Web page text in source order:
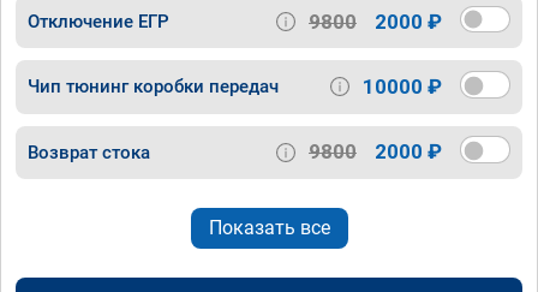
Отключение ЕГР 9800 2000 ₽
Чип тюнинг коробки передач 10000 ₽
Возврат стока 9800 2000 ₽
Показать все